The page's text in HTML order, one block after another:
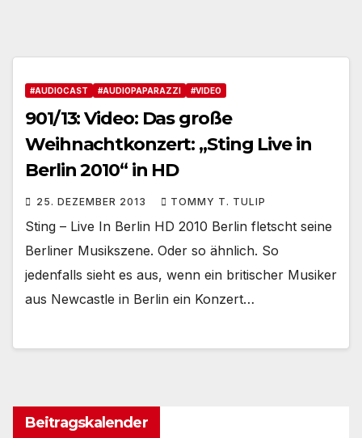
#AUDIOCAST #AUDIOPAPARAZZI #VIDEO
901/13: Video: Das große
Weihnachtkonzert: „Sting Live in
Berlin 2010“ in HD
25. DEZEMBER 2013 TOMMY T. TULIP
Sting – Live In Berlin HD 2010 Berlin fletscht seine
Berliner Musikszene. Oder so ähnlich. So
jedenfalls sieht es aus, wenn ein britischer Musiker
aus Newcastle in Berlin ein Konzert…
Beitragskalender